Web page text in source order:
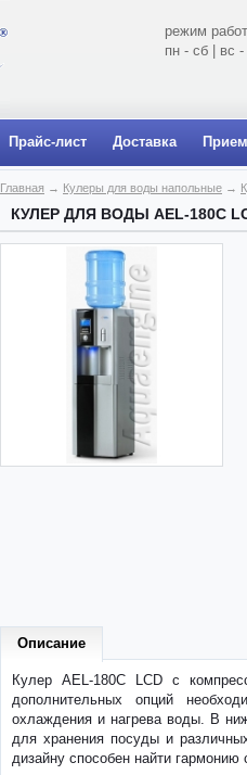
режим
пн - сб | вс
Прайс-лист Доставка
Главная → Кулеры для воды напольные →
КУЛЕР ДЛЯ ВОДЫ AEL-180C
Описание
Кулер AEL-180C LCD с
дополнительных опций
охлаждения и нагрева воды. В
для хранения посуды и
дизайну способен найти